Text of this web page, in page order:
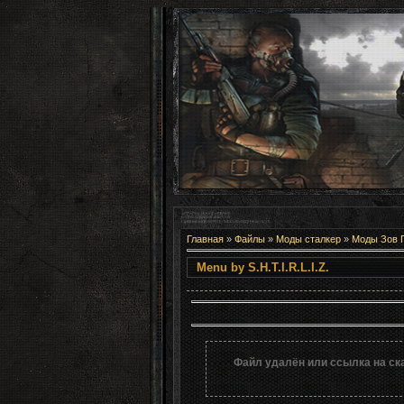
Главная» Файлы » Моды сталкер » Моды Зов
Menu by
Файл удалён или ссылка на